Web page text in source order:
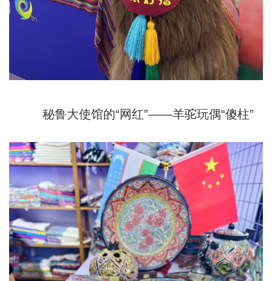
秘鲁大使馆的“网红”——羊驼玩偶“傻柱”